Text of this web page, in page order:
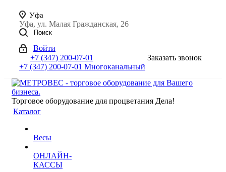
Уфа
Уфа, ул. Малая Гражданская, 26
Поиск
Войти
+7 (347) 200-07-01
+7 (347) 200-07-01 Многоканальный
Заказать звонок
Торговое оборудование для процветания Дела!
Каталог
Весы
ОНЛАЙН-
КАССЫ